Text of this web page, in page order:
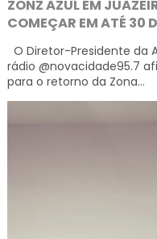
ZONZ AZUL EM
COMEÇAR EM ATÉ 30
O Diretor-Presidente da
rádio @novacidade95.7
para o retorno da Zona...